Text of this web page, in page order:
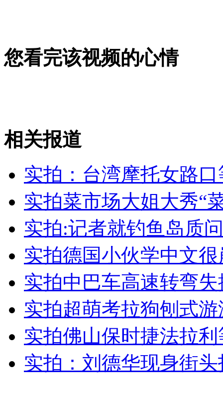
监拍一醉酒司机车停路边做操
山西运城恶犬咬伤多人 警民合力深夜将其击毙
女孩北京地铁殴打老人 痛下狠手拳打脚踢
无痛分娩是否安全 医生回应
外交部：反对强权政治霸凌主义
外交部：有关国家言论片面不公正
安徽一实载49人客车翻车
您看完该视频的心情
相关报道
实拍：台湾摩托女路
实拍菜市场大姐大秀“
实拍:记者就钓鱼岛质
实拍德国小伙学中文很
实拍中巴车高速转弯
实拍超萌考拉狗刨式
实拍佛山保时捷法拉
实拍：刘德华现身街